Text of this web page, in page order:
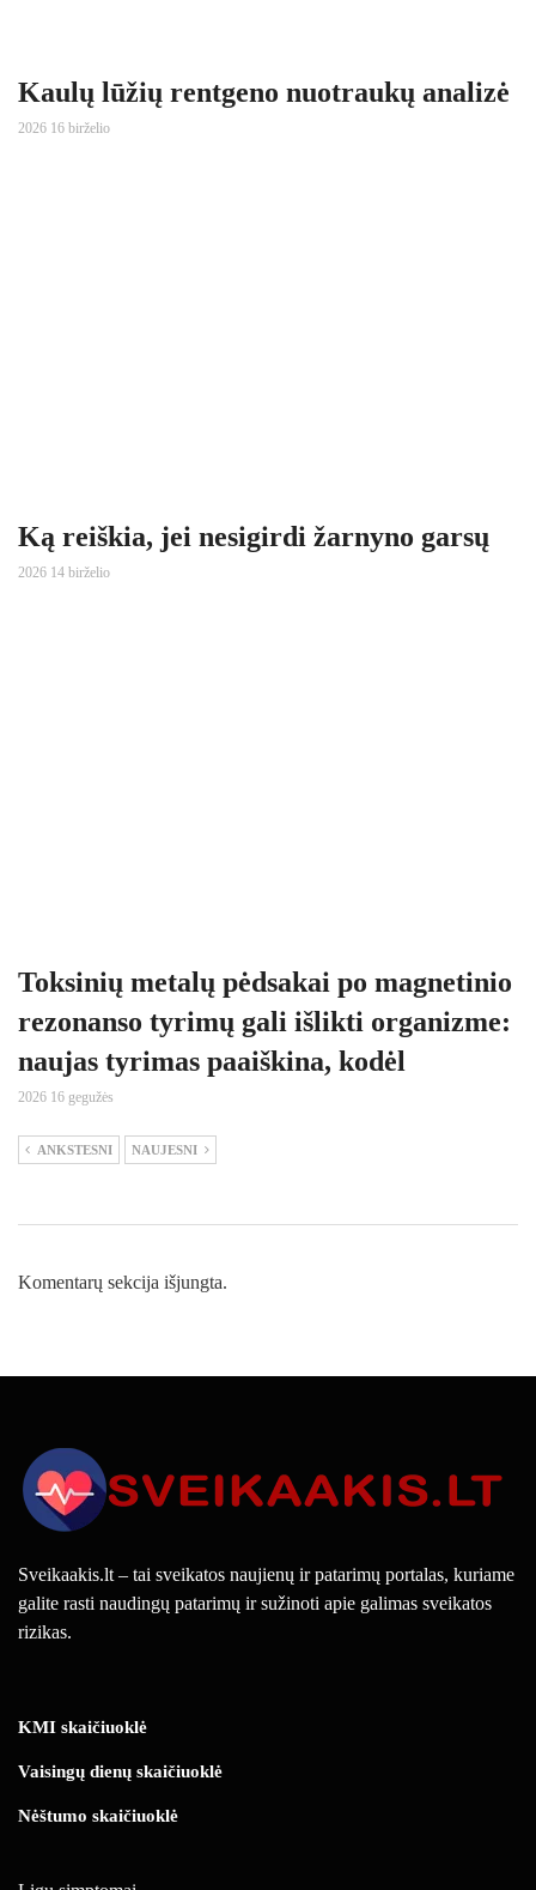
Kaulų lūžių rentgeno nuotraukų analizė
2026 16 birželio
Ką reiškia, jei nesigirdi žarnyno garsų
2026 14 birželio
Toksinių metalų pėdsakai po magnetinio
rezonanso tyrimų gali išlikti organizme:
naujas tyrimas paaiškina, kodėl
2026 16 gegužės
ANKSTESNI NAUJESNI
Komentarų sekcija išjungta.
Sveikaakis.lt – tai sveikatos naujienų ir patarimų portalas, kuriame
galite rasti naudingų patarimų ir sužinoti apie galimas sveikatos
rizikas.
KMI skaičiuoklė
Vaisingų dienų skaičiuoklė
Nėštumo skaičiuoklė